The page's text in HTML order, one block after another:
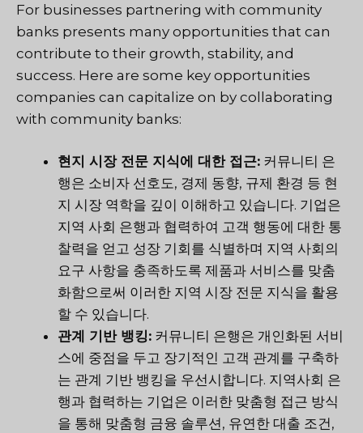
For businesses partnering with community
banks presents many opportunities that can
contribute to their growth, stability, and
success. Here are some key opportunities
companies can capitalize on by collaborating
with community banks:
현지 시장 전문 지식에 대한 접근: 커뮤니티 은
행은 소비자 선호도, 경제 동향, 규제 환경 등 현
지 시장 역학을 깊이 이해하고 있습니다. 기업은
지역 사회 은행과 협력하여 고객 행동에 대한 통
찰력을 얻고 성장 기회를 식별하며 지역 사회의
요구 사항을 충족하도록 제품과 서비스를 맞춤
화함으로써 이러한 지역 시장 전문 지식을 활용
할 수 있습니다.
관계 기반 뱅킹: 커뮤니티 은행은 개인화된 서비
스에 중점을 두고 장기적인 고객 관계를 구축하
는 관계 기반 뱅킹을 우선시합니다. 지역사회 은
행과 협력하는 기업은 이러한 맞춤형 접근 방식
을 통해 맞춤형 금융 솔루션, 유연한 대출 조건,